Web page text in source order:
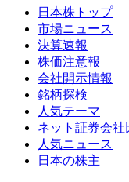
日本株トップ
市場ニュース
決算速報
株価注意報
会社開示情報
銘柄探検
人気テーマ
ネット証券会社
人気ニュース
日本の株主